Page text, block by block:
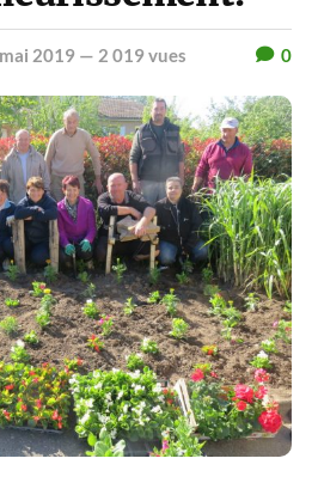
2019 — 2 019 vues 0